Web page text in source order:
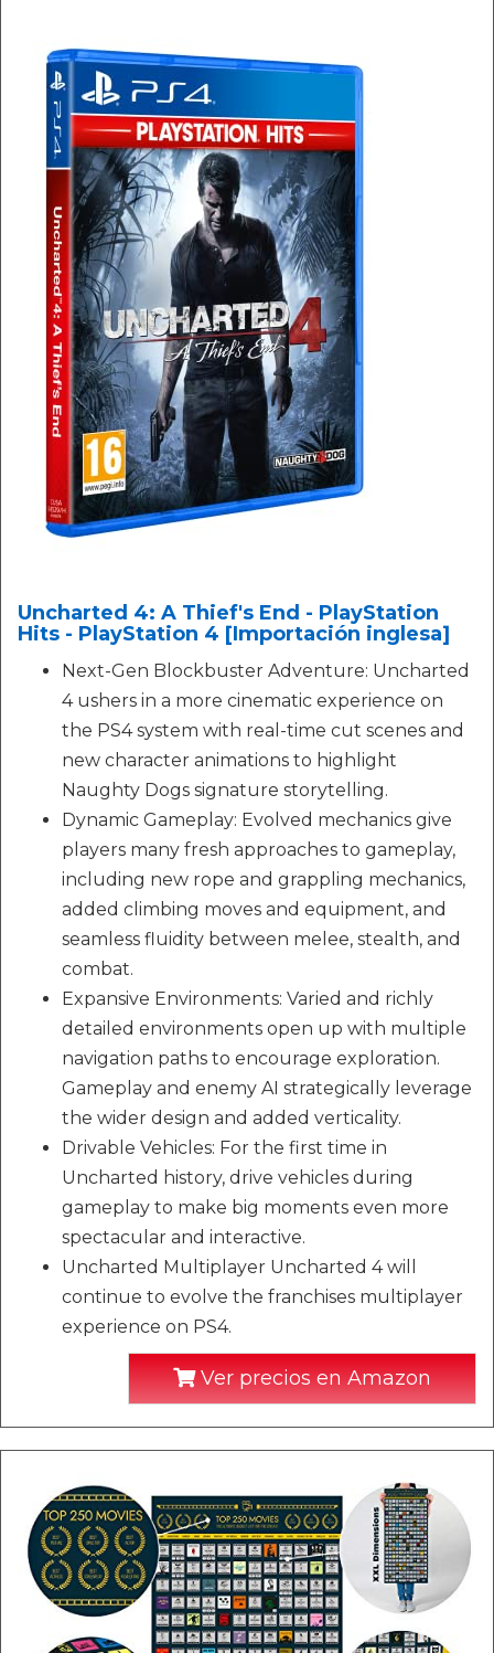
Uncharted 4: A Thief's End - PlayStation
Hits - PlayStation 4 [Importación inglesa]
Next-Gen Blockbuster Adventure: Uncharted
4 ushers in a more cinematic experience on
the PS4 system with real-time cut scenes and
new character animations to highlight
Naughty Dogs signature storytelling.
Dynamic Gameplay: Evolved mechanics give
players many fresh approaches to gameplay,
including new rope and grappling mechanics,
added climbing moves and equipment, and
seamless fluidity between melee, stealth, and
combat.
Expansive Environments: Varied and richly
detailed environments open up with multiple
navigation paths to encourage exploration.
Gameplay and enemy AI strategically leverage
the wider design and added verticality.
Drivable Vehicles: For the first time in
Uncharted history, drive vehicles during
gameplay to make big moments even more
spectacular and interactive.
Uncharted Multiplayer Uncharted 4 will
continue to evolve the franchises multiplayer
experience on PS4.
Ver precios en Amazon